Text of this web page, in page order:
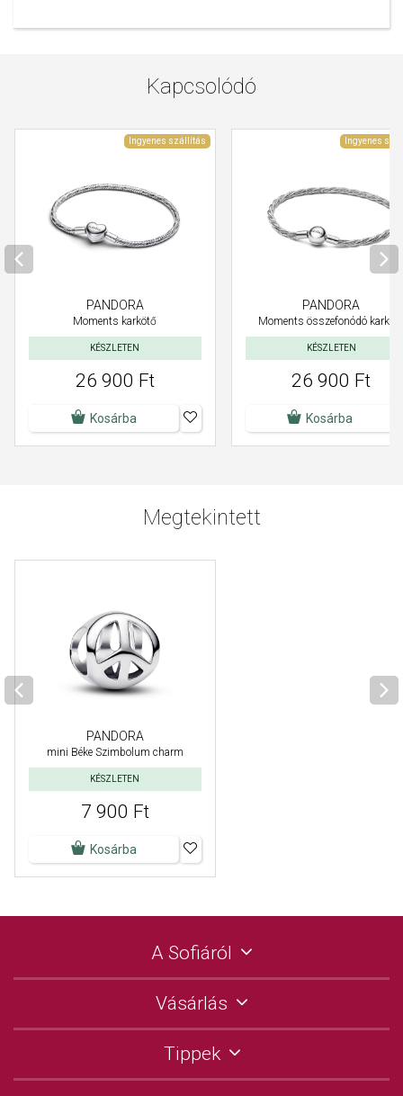
Kapcsolódó
Ingyenes szállítás
PANDORA
Moments karkötő
KÉSZLETEN
26 900 Ft
Kosárba
Ingyenes
PANDORA
Moments összefonódó
KÉSZLETEN
26 900 Ft
Kosárba
Megtekintett
PANDORA
mini Béke Szimbolum charm
KÉSZLETEN
7 900 Ft
Kosárba
A Sofiáról
Vásárlás
Tippek